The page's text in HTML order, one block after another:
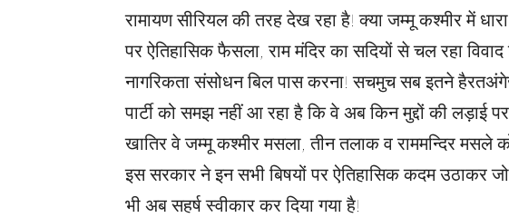
रामायण सीरियल की तरह देख रहा है! क्या जम्मू कश्मीर में
पर ऐतिहासिक फैसला, राम मंदिर का सदियों से चल रहा
नागरिकता संसोधन बिल पास करना! सचमुच सब इतने
पार्टी को समझ नहीं आ रहा है कि वे अब किन मुद्दों की
खातिर वे जम्मू कश्मीर मसला, तीन तलाक व राममन्दिर
इस सरकार ने इन सभी बिषयों पर ऐतिहासिक कदम उठाकर
भी अब सहर्ष स्वीकार कर दिया गया है!